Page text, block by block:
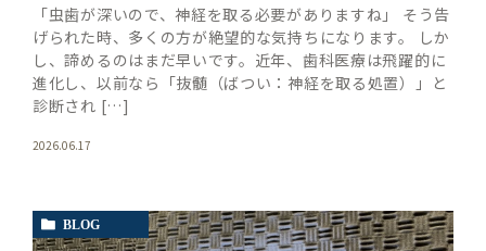
「虫歯が深いので、神経を取る必要がありますね」 そう告
げられた時、多くの方が絶望的な気持ちになります。 しか
し、諦めるのはまだ早いです。近年、歯科医療は飛躍的に
進化し、以前なら「抜髄（ばつい：神経を取る処置）」と
診断され […]
2026.06.17
BLOG